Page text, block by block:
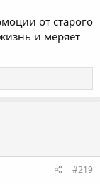
от старого
и меряет
#219